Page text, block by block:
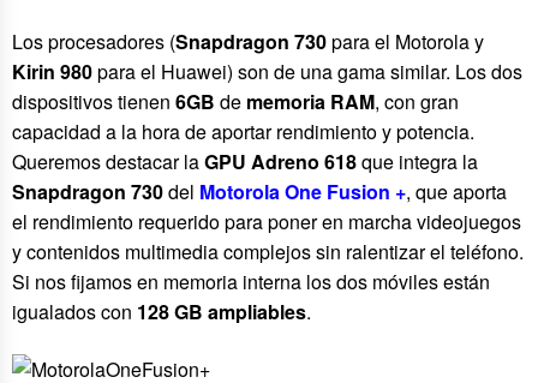
Los procesadores (Snapdragon 730para el Motorola y
Kirin 980para el Huawei) son de una gama similar. Los dos
dispositivos tienen 6GB de memoria RAM, con gran
capacidad a la hora de aportar rendimiento y potencia.
Queremos destacar laGPU Adreno 618que integra la
Snapdragon 730del Motorola One Fusion +, que aporta
el rendimiento requerido para poner en marcha videojuegos
y contenidos multimedia complejos sin ralentizar el teléfono.
Si nos fijamos en memoria interna los dos móviles están
igualados con 128 GB ampliables.